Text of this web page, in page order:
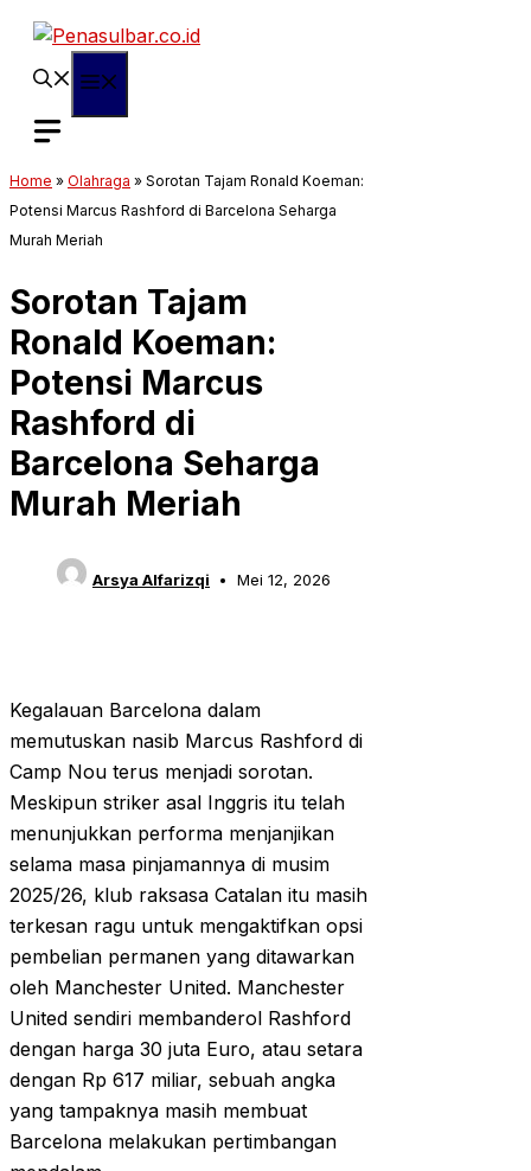
Langsung
Home » Olahraga » Sorotan Tajam Ronald Koeman:
Potensi Marcus Rashford di Barcelona Seharga
Murah Meriah
Sorotan Tajam
Ronald Koeman:
Potensi Marcus
Rashford di
Barcelona Seharga
Murah Meriah
Arsya Alfarizqi Mei 12, 2026
Kegalauan Barcelona dalam
memutuskan nasib Marcus Rashford di
Camp Nou terus menjadi sorotan.
Meskipun striker asal Inggris itu telah
menunjukkan performa menjanjikan
selama masa pinjamannya di musim
2025/26, klub raksasa Catalan itu masih
terkesan ragu untuk mengaktifkan opsi
pembelian permanen yang ditawarkan
oleh Manchester United. Manchester
United sendiri membanderol Rashford
dengan harga 30 juta Euro, atau setara
dengan Rp 617 miliar, sebuah angka
yang tampaknya masih membuat
Barcelona melakukan pertimbangan